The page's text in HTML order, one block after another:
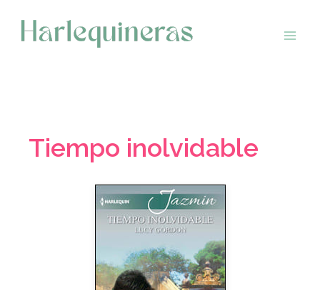
contenido
Tiempo inolvidable